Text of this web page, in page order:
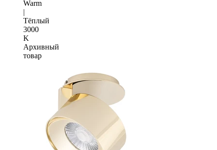
Warm
|
Тёплый
3000
K
Архивный
товар